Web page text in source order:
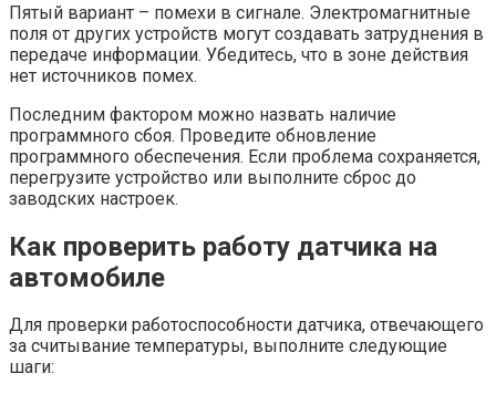
Пятый вариант – помехи в сигнале. Электромагнитные
поля от других устройств могут создавать затруднения в
передаче информации. Убедитесь, что в зоне действия
нет источников помех.
Последним фактором можно назвать наличие
программного сбоя. Проведите обновление
программного обеспечения. Если проблема сохраняется,
перегрузите устройство или выполните сброс до
заводских настроек.
Как проверить работу датчика на
автомобиле
Для проверки работоспособности датчика, отвечающего
за считывание температуры, выполните следующие
шаги: